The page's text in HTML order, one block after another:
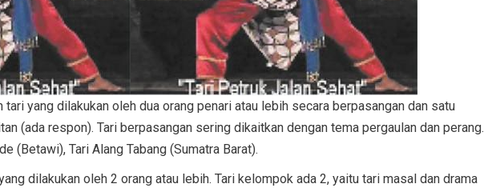
tari yang dilakukan oleh dua orang penari atau lebih secara berpasangan dan satu
(ada respon). Tari berpasangan sering dikaitkan dengan tema pergaulan dan perang.
(Betawi), Tari Alang Tabang (Sumatra Barat).
dilakukan oleh 2 orang atau lebih. Tari kelompok ada 2, yaitu tari masal dan drama